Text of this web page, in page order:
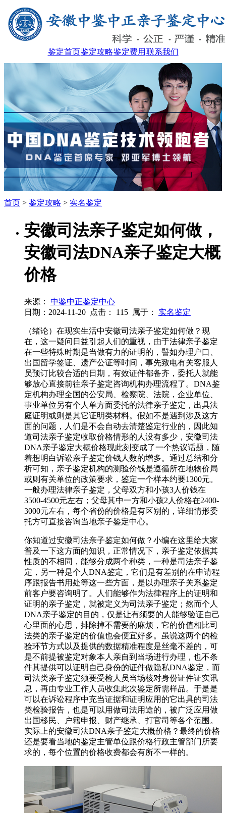
鉴定首页鉴定攻略鉴定费用 联系我们
首页 > 鉴定攻略 > 实名鉴定
安徽司法亲子鉴定如何做，
安徽司法DNA亲子鉴定大概
价格
来源：
中鉴中正鉴定中心
日期：2024-11-20 点击： 115 属于： 实名鉴定
（绪论）在现实生活中安徽司法亲子鉴定如何做？现
在，这一疑问日益引起人们的重视，由于法律亲子鉴定
在一些特殊时期是当做有力的证明的，譬如办理户口、
出国留学签证、遗产公证等时间，事先致电有关客服人
员预订比较合适的日期，有效证件都备齐，委托人就能
够放心直接前往亲子鉴定咨询机构办理流程了。DNA鉴
定机构办理全国的公安局、检察院、法院，企业单位、
事业单位另有个人单方面委托的法律亲子鉴定，出具法
庭证明或则是其它证明类材料。假如不是遇到涉及这方
面的问题，人们是不会自动去清楚鉴定行业的，因此知
道司法亲子鉴定收取价格情形的人没有多少，安徽司法
DNA亲子鉴定大概价格现此刻变成了一个热议话题，随
着想明白诉讼亲子鉴定价钱人数的增多。通过总结和分
析可知，亲子鉴定机构的测验价钱是遵循所在地物价局
或则有关单位的政策要求，鉴定一个样本约要1300元。
一般办理法律亲子鉴定，父母双方和小孩3人价钱在
3500-4500元左右；父母其中一方和小孩2人价格在2400-
3000元左右，每个省份的价格是有区别的，详细情形委
托方可直接咨询当地亲子鉴定中心。
你知道过安徽司法亲子鉴定如何做？小编在这里给大家
普及一下这方面的知识，正常情况下，亲子鉴定依据其
性质的不相同，能够分成两个种类，一种是司法亲子鉴
定，另一种是个人DNA鉴定，它们是有差别的在申请程
序跟报告书用处等这一些方面，是以办理亲子关系鉴定
前客户要咨询明了。人们能够作为法律程序上的证明和
证明的亲子鉴定，就被定义为司法亲子鉴定；然而个人
DNA亲子鉴定的目的，仅是让有须要的人能够验证自己
心里面的心思，排除掉不需要的麻烦，它的价值相比司
法类的亲子鉴定的价值也会便宜好多。虽说这两个的检
验环节方式以及提供的数据精准程度是丝毫不差的，可
是不前提被鉴定对象本人亲自到当场进行办理，也不条
件其提供可以证明自己身份的证件做隐私DNA鉴定，而
司法类亲子鉴定须要受检人员当场核对身份证件证实讯
息，再由专业工作人员收集此次鉴定所需样品。于是是
可以在诉讼程序中充当证据和证明应用的它出具的司法
类检验报告，也是可以用做司法用途的，被广泛应用做
出国移民、户籍申报、财产继承、打官司等各个范围。
实际上的安徽司法DNA亲子鉴定大概价格？最终的价格
还是要看当地的鉴定主管单位跟价格行政主管部门所要
求的，每个位置的价格收费都会有所不一样的。